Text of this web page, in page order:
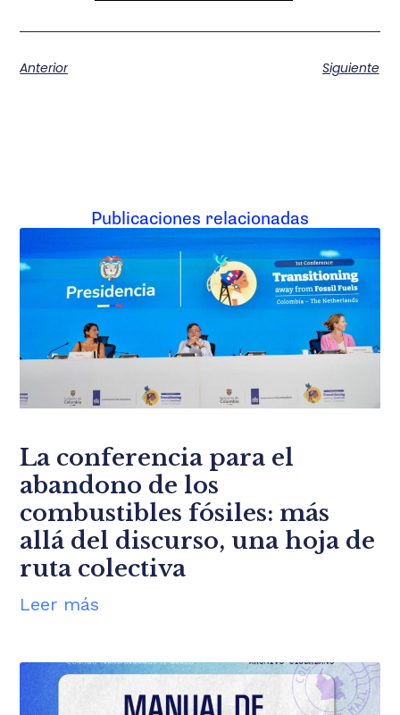
Anterior Siguiente
Publicaciones relacionadas
La conferencia para el
abandono de los
combustibles fósiles: más
allá del discurso, una hoja de
ruta colectiva
Leer más